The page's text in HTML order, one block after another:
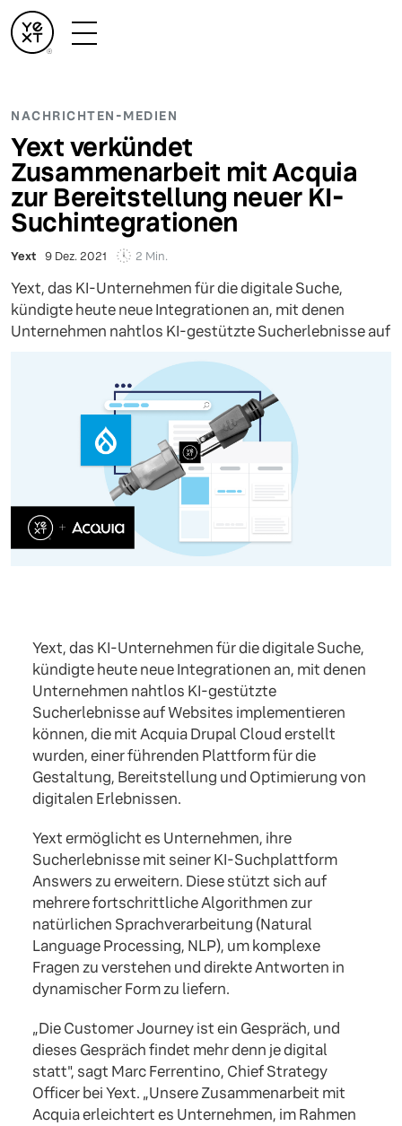
NACHRICHTEN-MEDIEN
Yext verkündet
Zusammenarbeit mit Acquia
zur Bereitstellung neuer KI-
Suchintegrationen
Yext 9 Dez. 2021 2 Min.
Yext, das KI-Unternehmen für die digitale Suche,
kündigte heute neue Integrationen an, mit denen
Unternehmen nahtlos KI-gestützte Sucherlebnisse auf
Yext, das KI-Unternehmen für die digitale Suche,
kündigte heute neue Integrationen an, mit denen
Unternehmen nahtlos KI-gestützte
Sucherlebnisse auf Websites implementieren
können, die mit Acquia Drupal Cloud erstellt
wurden, einer führenden Plattform für die
Gestaltung, Bereitstellung und Optimierung von
digitalen Erlebnissen.
Yext ermöglicht es Unternehmen, ihre
Sucherlebnisse mit seiner KI-Suchplattform
Answers zu erweitern. Diese stützt sich auf
mehrere fortschrittliche Algorithmen zur
natürlichen Sprachverarbeitung (Natural
Language Processing, NLP), um komplexe
Fragen zu verstehen und direkte Antworten in
dynamischer Form zu liefern.
„Die Customer Journey ist ein Gespräch, und
dieses Gespräch findet mehr denn je digital
statt", sagt Marc Ferrentino, Chief Strategy
Officer bei Yext. „Unsere Zusammenarbeit mit
Acquia erleichtert es Unternehmen, im Rahmen